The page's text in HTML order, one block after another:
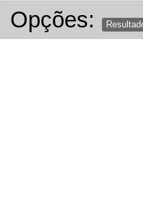
Opções: